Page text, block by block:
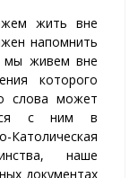
жить вне
напомнить
мы живем вне
которого
слова может
с ним в
Католическая
наше
документах